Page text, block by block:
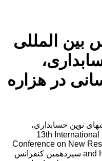
بین المللی
در هزاره
نوین حسابداری،
مدیریت و علوم انسانی در هزاره سوم 13th International
Conference on New
and Humanities in the Third Millennium سیزدهمین کنفرانس